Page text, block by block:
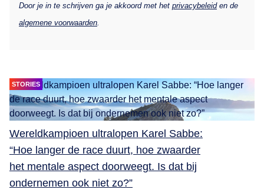
Door je in te schrijven ga je akkoord met het privacybeleiden de
algemene voorwaarden
STORIES
Wereldkampioen ultralopen Karel Sabbe:
“Hoe langer de race duurt, hoe zwaarder
het mentale aspect doorweegt. Is dat bij
ondernemen ook niet zo?”